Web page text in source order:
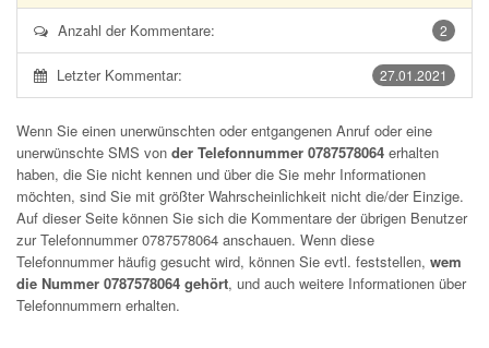
2
Anzahl der Kommentare:
27.01.2021
Letzter Kommentar:
Wenn Sie einen unerwünschten oder entgangenen Anruf oder eine
unerwünschte SMS von der Telefonnummer 0787578064 erhalten
haben, die Sie nicht kennen und über die Sie mehr Informationen
möchten, sind Sie mit größter Wahrscheinlichkeit nicht die/der Einzige.
Auf dieser Seite können Sie sich die Kommentare der übrigen Benutzer
zur Telefonnummer0787578064 anschauen. Wenn diese
Telefonnummer häufig gesucht wird, können Sie evtl. feststellen, wem
die Nummer 0787578064 gehört, und auch weitere Informationen über
Telefonnummern erhalten.